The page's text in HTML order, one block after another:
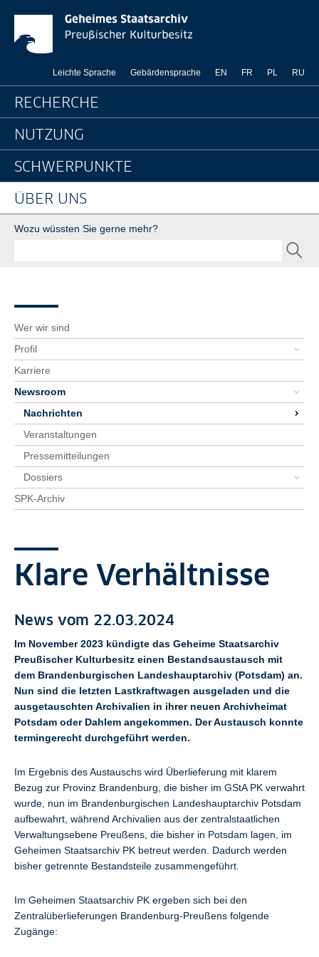
Springe direkt zu:
News-Detailseite -
Leichte Sprache Gebärdensprache EN FR PL RU
Hauptnavigation
RECHERCHE
NUTZUNG
SCHWERPUNKTE
ÜBER UNS
Suche
Wozu wüssten Sie gerne mehr?
Wer wir sind
Profil
Karriere
Newsroom
Nachrichten
Veranstaltungen
Pressemitteilungen
Dossiers
SPK-Archiv
Klare Verhältnisse
News vom 22.03.2024
Im November 2023 kündigte das Geheime Staatsarchiv
Preußischer Kulturbesitz einen Bestandsaustausch mit
dem Brandenburgischen Landeshauptarchiv (Potsdam) an.
Nun sind die letzten Lastkraftwagen ausgeladen und die
ausgetauschten Archivalien in ihrer neuen Archivheimat
Potsdam oder Dahlem angekommen. Der Austausch konnte
termingerecht durchgeführt werden.
Im Ergebnis des Austauschs wird Überlieferung mit klarem
Bezug zur Provinz Brandenburg, die bisher im GStA PK verwahrt
wurde, nun im Brandenburgischen Landeshauptarchiv Potsdam
aufbewahrt, während Archivalien aus der zentralstaatlichen
Verwaltungsebene Preußens, die bisher in Potsdam lagen, im
Geheimen Staatsarchiv PK betreut werden. Dadurch werden
bisher getrennte Bestandsteile zusammengeführt.
Im Geheimen Staatsarchiv PK ergeben sich bei den
Zentralüberlieferungen Brandenburg-Preußens folgende
Zugänge: